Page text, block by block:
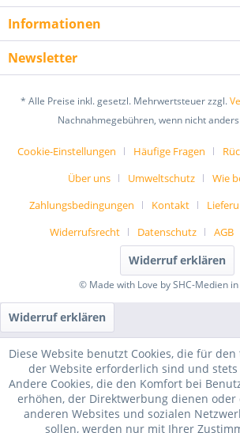
Informationen
Newsletter
* Alle Preise inkl. gesetzl. Mehrwertsteuer zzgl.
Nachnahmegebühren, wenn nicht
Cookie-Einstellungen Häufige Fragen
Über uns
Umweltschutz
Wie
Zahlungsbedingungen
Kontakt
Widerrufsrecht
Datenschutz AGB
Widerruf erklären
© Made with Love by SHC-Medien
Diese Website benutzt Cookies, die für
der Website erforderlich sind und stets
Andere Cookies, die den Komfort bei
erhöhen, der Direktwerbung dienen
anderen Websites und sozialen
sollen, werden nur mit Ihrer
Widerruf erklären